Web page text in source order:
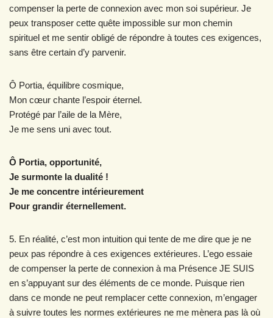
compenser la perte de connexion avec mon soi supérieur. Je
peux transposer cette quête impossible sur mon chemin
spirituel et me sentir obligé de répondre à toutes ces exigences,
sans être certain d’y parvenir.
Ô Portia, équilibre cosmique,
Mon cœur chante l’espoir éternel.
Protégé par l’aile de la Mère,
Je me sens uni avec tout.
Ô Portia, opportunité,
Je surmonte la dualité !
Je me concentre intérieurement
Pour grandir éternellement.
5. En réalité, c’est mon intuition qui tente de me dire que je ne
peux pas répondre à ces exigences extérieures. L’ego essaie
de compenser la perte de connexion à ma Présence JE SUIS
en s’appuyant sur des éléments de ce monde. Puisque rien
dans ce monde ne peut remplacer cette connexion, m’engager
à suivre toutes les normes extérieures ne me mènera pas là où